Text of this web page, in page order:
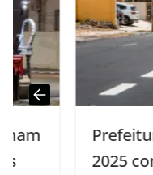
Prefeitura de
2025 com